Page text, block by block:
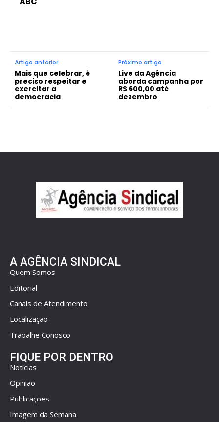
Artigo anterior
Mais que celebrar, é
preciso respeitar e
exercitar a
democracia
Próximo artigo
Live da Agência
aborda campanha por
R$ 600,00 até
dezembro
A AGÊNCIA SINDICAL
Quem Somos
Editorial
Canais de Atendimento
Localização
Trabalhe Conosco
FIQUE POR DENTRO
Notícias
Opinião
Publicações
Imagem da Semana